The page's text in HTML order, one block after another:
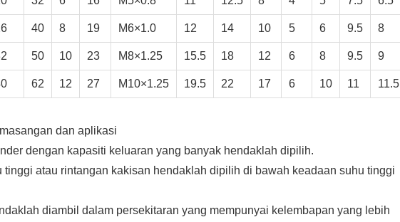
40 8 19 M6×1.0 12 14 10 5 6 9.5 8
50 10 23 M8×1.25 15.5 18 12 6 8 9.5 9
62 12 27 M10×1.25 19.5 22 17 6 10 11 11.5
dan aplikasi
dengan kapasiti keluaran yang banyak hendaklah dipilih.
atau rintangan kakisan hendaklah dipilih di bawah keadaan suhu tinggi
diambil dalam persekitaran yang mempunyai kelembapan yang lebih